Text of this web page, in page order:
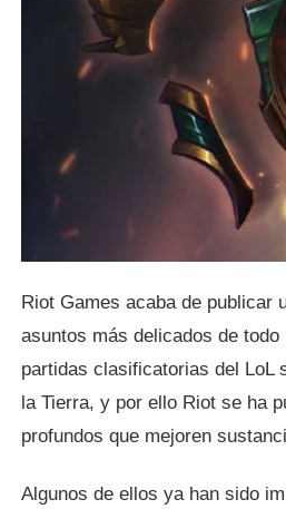
Riot Games acaba de publicar
asuntos más delicados de todo
partidas clasificatorias del LoL
la Tierra, y por ello Riot se ha
profundos que mejoren
Algunos de ellos ya han sido